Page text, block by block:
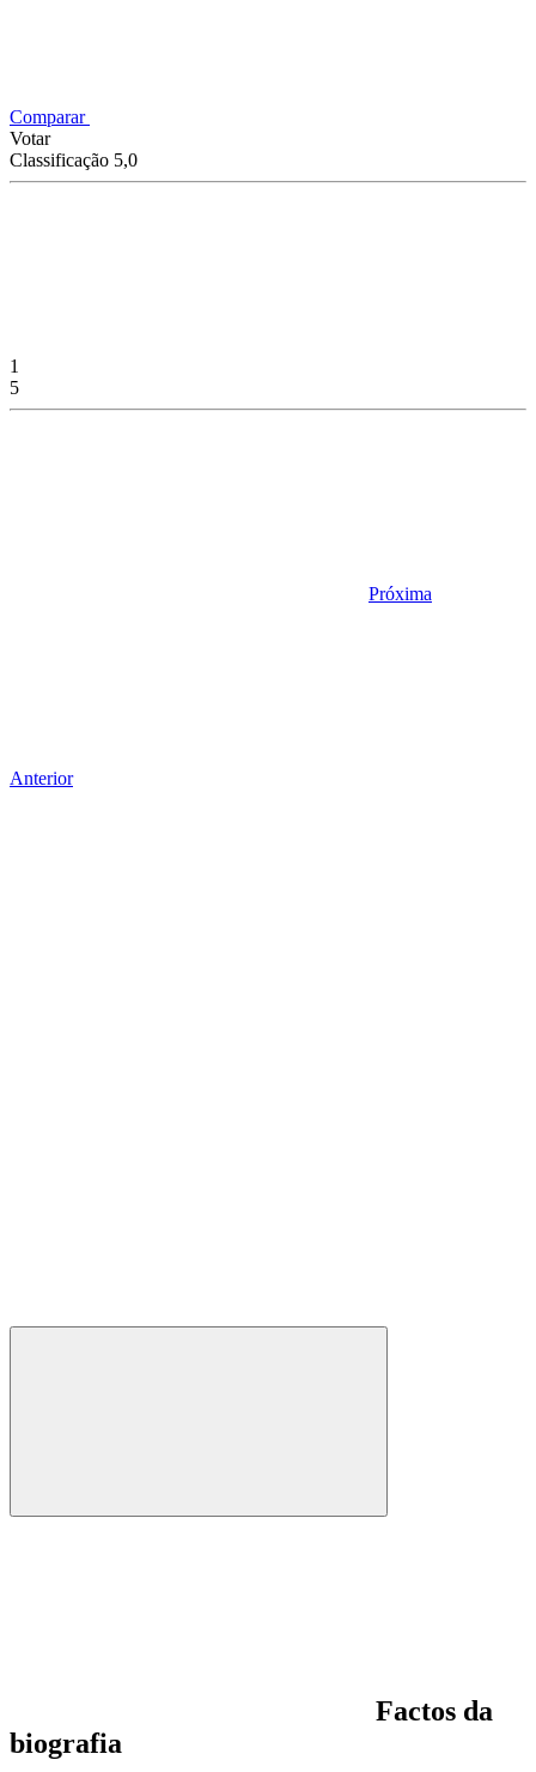
Comparar
Votar
Classificação 5,0
1
5
Próxima
Anterior
Factos da
biografia